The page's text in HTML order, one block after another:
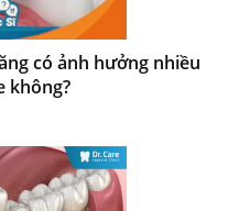
có ảnh hưởng nhiều
không?